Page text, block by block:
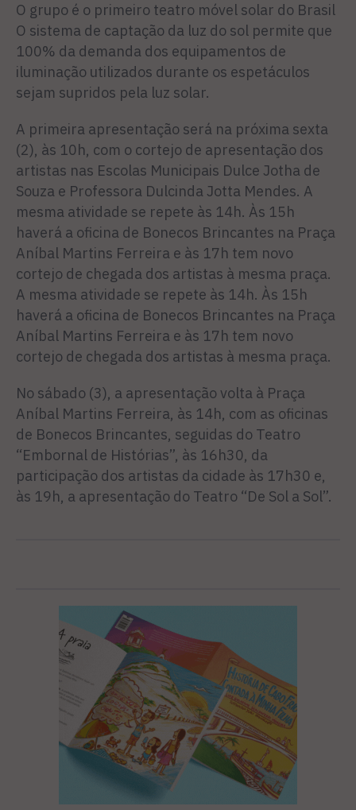
O grupo é o primeiro teatro móvel solar do Brasil
O sistema de captação da luz do sol permite que
100% da demanda dos equipamentos de
iluminação utilizados durante os espetáculos
sejam supridos pela luz solar.
A primeira apresentação será na próxima sexta
(2), às 10h, com o cortejo de apresentação dos
artistas nas Escolas Municipais Dulce Jotha de
Souza e Professora Dulcinda Jotta Mendes. A
mesma atividade se repete às 14h. Às 15h
haverá a oficina de Bonecos Brincantes na Praça
Aníbal Martins Ferreira e às 17h tem novo
cortejo de chegada dos artistas à mesma praça.
A mesma atividade se repete às 14h. Às 15h
haverá a oficina de Bonecos Brincantes na Praça
Aníbal Martins Ferreira e às 17h tem novo
cortejo de chegada dos artistas à mesma praça.
No sábado (3), a apresentação volta à Praça
Aníbal Martins Ferreira, às 14h, com as oficinas
de Bonecos Brincantes, seguidas do Teatro
“Embornal de Histórias”, às 16h30, da
participação dos artistas da cidade às 17h30 e,
às 19h, a apresentação do Teatro “De Sol a Sol”.